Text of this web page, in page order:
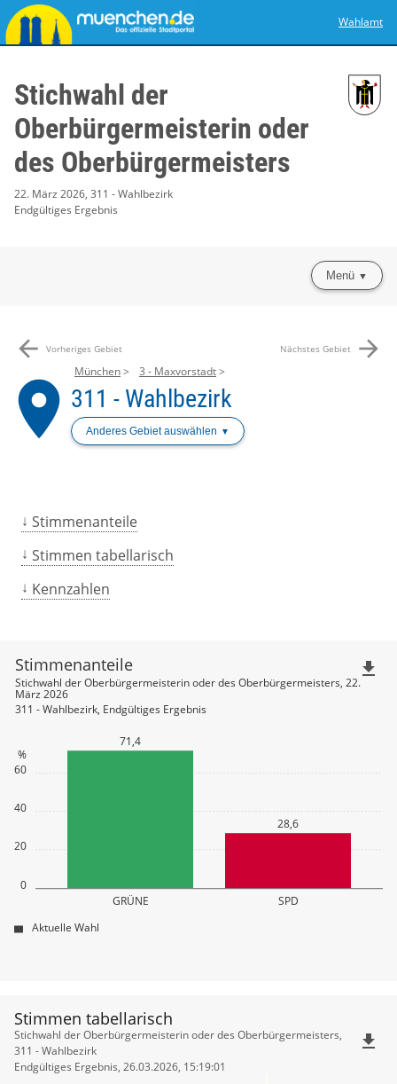
Wahlamt
Stichwahl der
Oberbürgermeisterin oder
des Oberbürgermeisters
22. März 2026, 311 - Wahlbezirk
Endgültiges Ergebnis
Menü
arrow_back Vorheriges Gebiet Nächstes Gebiet arrow_forward
place
München 3 - Maxvorstadt
311 - Wahlbezirk
Anderes Gebiet auswählen
Stimmenanteile
Stimmen tabellarisch
Kennzahlen
0
20
40
60
%
GRÜNE SPD
71,4
28,6
Stimmenanteile
Stichwahl der Oberbürgermeisterin oder des Oberbürgermeisters, 22.
März 2026
311 - Wahlbezirk, Endgültiges Ergebnis
Aktuelle Wahl
file_download
Stimmen tabellarisch
Stimmen
tabellarisch
Stichwahl der Oberbürgermeisterin oder des Oberbürgermeisters,
311 - Wahlbezirk
Endgültiges Ergebnis, 26.03.2026, 15:19:01
file_download